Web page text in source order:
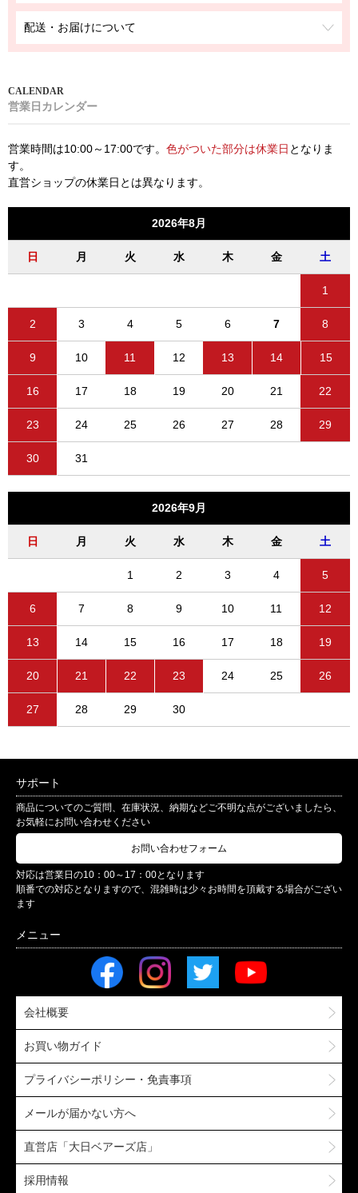
配送・お届けについて
営業日カレンダー
営業時間は10:00～17:00です。 色がついた部分は休業日 となりま
す。
直営ショップの休業日とは異なります。
2026年8月
日 月 火 水 木 金 土
1
2 3 4 5 6 7 8
9 10 11 12 13 14 15
16 17 18 19 20 21 22
23 24 25 26 27 28 29
30 31
2026年9月
日 月 火 水 木 金 土
1 2 3 4 5
6 7 8 9 10 11 12
13 14 15 16 17 18 19
20 21 22 23 24 25 26
27 28 29 30
サポート
商品についてのご質問、在庫状況、納期などご不明な点がございましたら、
お気軽にお問い合わせください
お問い合わせフォーム
対応は営業日の10：00～17：00となります
順番での対応となりますので、混雑時は少々お時間を頂戴する場合がござい
ます
会社概要
お買い物ガイド
プライバシーポリシー・免責事項
メールが届かない方へ
直営店「大日ベアーズ店」
採用情報